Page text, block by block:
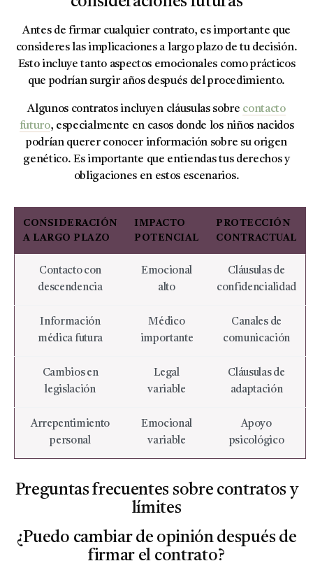
Antes de firmar cualquier contrato, es importante que
consideres las implicaciones a largo plazo de tu decisión.
Esto incluye tanto aspectos emocionales como prácticos
que podrían surgir años después del procedimiento.
Algunos contratos incluyen cláusulas sobre contacto
futuro, especialmente en casos donde los niños nacidos
podrían querer conocer información sobre su origen
genético. Es importante que entiendas tus derechos y
obligaciones en estos escenarios.
CONSIDERACIÓN
A LARGO PLAZO
IMPACTO
POTENCIAL
PROTECCIÓN
CONTRACTUAL
Contacto con
descendencia
Emocional
alto
Cláusulas de
confidencialidad
Información
médica futura
Médico
importante
Canales de
comunicación
Cambios en
legislación
Legal
variable
Cláusulas de
adaptación
Arrepentimiento
personal
Emocional
variable
Apoyo
psicológico
Preguntas frecuentes sobre contratos y
límites
¿Puedo cambiar de opinión después de
firmar el contrato?